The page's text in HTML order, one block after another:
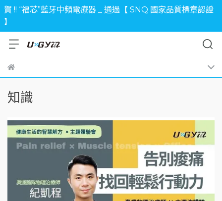
賀 !! “福芯”藍牙中頻電療器 _ 通過【 SNQ 國家品質標章認證
】
知識